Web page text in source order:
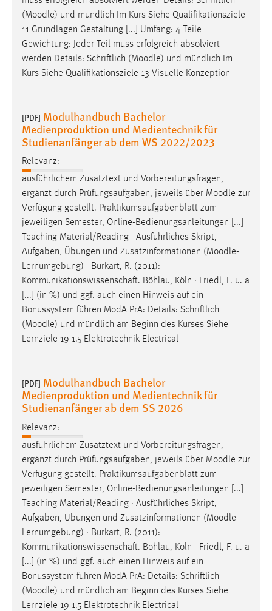
(Moodle) und mündlich Im Kurs Siehe Qualifikationsziele
11 Grundlagen Gestaltung [...] Umfang: 4 Teile
Gewichtung: Jeder Teil muss erfolgreich absolviert
werden Details: Schriftlich (Moodle) und mündlich Im
Kurs Siehe Qualifikationsziele 13 Visuelle Konzeption
[PDF] Modulhandbuch Bachelor
Medienproduktion und Medientechnik für
Studienanfänger ab dem WS 2022/2023
Relevanz:
ausführlichem Zusatztext und Vorbereitungsfragen,
ergänzt durch Prüfungsaufgaben, jeweils über Moodle zur
Verfügung gestellt. Praktikumsaufgabenblatt zum
jeweiligen Semester, Online-Bedienungsanleitungen [...]
Teaching Material/Reading · Ausführliches Skript,
Aufgaben, Übungen und Zusatzinformationen (Moodle-
Lernumgebung) · Burkart, R. (2011):
Kommunikationswissenschaft. Böhlau, Köln · Friedl, F. u. a
[...] (in %) und ggf. auch einen Hinweis auf ein
Bonussystem führen ModA PrA: Details: Schriftlich
(Moodle) und mündlich am Beginn des Kurses Siehe
Lernziele 19 1.5 Elektrotechnik Electrical
[PDF] Modulhandbuch Bachelor
Medienproduktion und Medientechnik für
Studienanfänger ab dem SS 2026
Relevanz:
ausführlichem Zusatztext und Vorbereitungsfragen,
ergänzt durch Prüfungsaufgaben, jeweils über Moodle zur
Verfügung gestellt. Praktikumsaufgabenblatt zum
jeweiligen Semester, Online-Bedienungsanleitungen [...]
Teaching Material/Reading · Ausführliches Skript,
Aufgaben, Übungen und Zusatzinformationen (Moodle-
Lernumgebung) · Burkart, R. (2011):
Kommunikationswissenschaft. Böhlau, Köln · Friedl, F. u. a
[...] (in %) und ggf. auch einen Hinweis auf ein
Bonussystem führen ModA PrA: Details: Schriftlich
(Moodle) und mündlich am Beginn des Kurses Siehe
Lernziele 19 1.5 Elektrotechnik Electrical